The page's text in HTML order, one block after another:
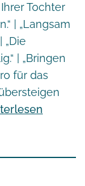
Tochter
| „Langsam
„Die
| „Bringen
für das